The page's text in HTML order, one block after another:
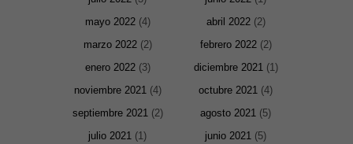
mayo 2022(4) abril 2022(2)
marzo 2022(2) febrero 2022(2)
enero 2022(3) diciembre 2021(1)
noviembre 2021(4) octubre 2021 (4)
septiembre 2021(2) agosto 2021 (5)
julio 2021 (1) junio 2021 (5)